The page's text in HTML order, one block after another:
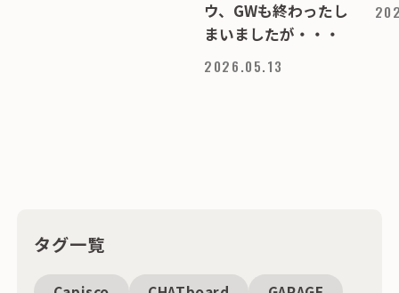
タグ一覧
ウ、GWも終わったし
まいましたが・・・
2026.05.13